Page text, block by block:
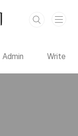
Admin Write